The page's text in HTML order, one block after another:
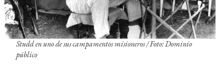
Studd en uno de sus campamentos misioneros / Foto: Dominio
público